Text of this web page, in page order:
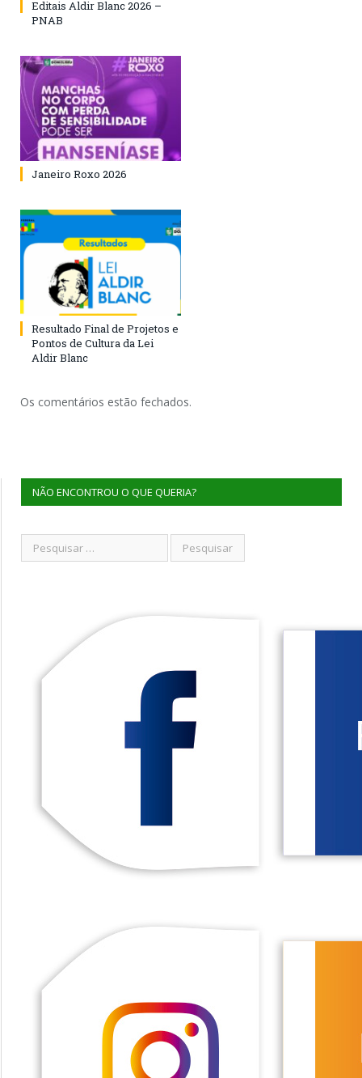
Editais Aldir Blanc 2026 –
PNAB
Janeiro Roxo 2026
Resultado Final de Projetos e
Pontos de Cultura da Lei
Aldir Blanc
Os comentários estão fechados.
NÃO ENCONTROU O QUE QUERIA?